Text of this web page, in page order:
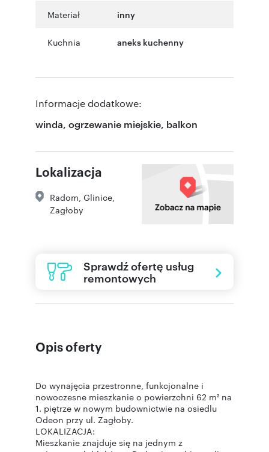
Materiał inny
Kuchnia aneks kuchenny
Informacje dodatkowe:
winda, ogrzewanie miejskie, balkon
Lokalizacja
Radom Glinice
Zagłoby
Sprawdź ofertę usług
remontowych
Opis oferty
Do wynajęcia przestronne, funkcjonalne i
nowoczesne mieszkanie o powierzchni 62 m² na
1. piętrze w nowym budownictwie na osiedlu
Odeon przy ul. Zagłoby.
LOKALIZACJA:
Mieszkanie znajduje się na jednym z